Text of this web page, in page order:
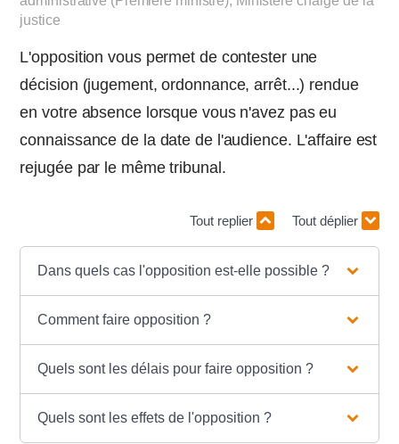
justice
L'opposition vous permet de contester une
décision (jugement, ordonnance, arrêt...) rendue
en votre absence lorsque vous n'avez pas eu
connaissance de la date de l'audience. L'affaire est
rejugée par le même tribunal.
Tout replier Tout déplier
Dans quels cas l'opposition est-elle possible ?
Comment faire opposition ?
Quels sont les délais pour faire opposition ?
Quels sont les effets de l'opposition ?